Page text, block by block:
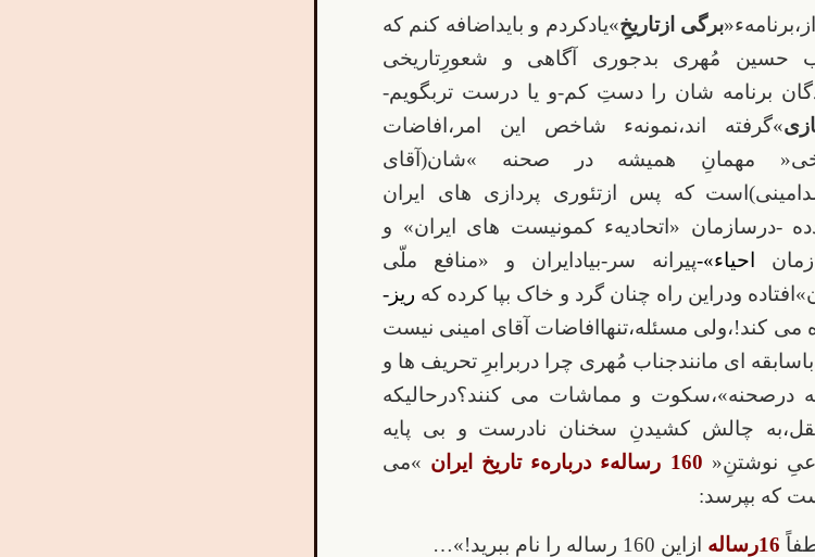
از،برنامهء«برگی ازتاریخِ»یادکردم و بایداضافه کنم که
حسین مُهری بدجوری آگاهی و شعورِتاریخی
برنامه شان را دستِ کم-و یا درست تربگویم-
»گرفته اند،نمونهء شاخص این امر،افاضات
مهمانِ همیشه در صحنه »شان(آقای
که پس ازتئوری پردازی های ایران
-درسازمان «اتحادیهء کمونیست های ایران» و
احیاء»-پیرانه سر-بیادایران و «منافع ملّی
ودراین راه چنان گرد و خاک بپا کرده که ریز-
می کند!،ولی مسئله،تنهاافاضات آقای امینی نیست
ای مانندجناب مُهری چرا دربرابرِ تحریف ها و
درصحنه»،سکوت و مماشات می کنند؟درحالیکه
چالش کشیدنِ سخنان نادرست و بی پایه
نوشتنِ« 160 رسالهء دربارهء تاریخ ایران
»می
که بپرسد:
16رساله ازاین 160 رساله را نام ببرید!»…